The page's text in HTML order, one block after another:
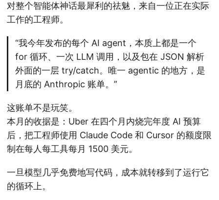
对整个智能体神话最犀利的祛魅，来自一位正在实际
工作的工程师。
“我今年发布的每个 AI agent，本质上都是一个
for 循环、一次 LLM 调用，以及包在 JSON 解析
外面的一层 try/catch。唯一 agentic 的地方，是
月底的 Anthropic 账单。”
这账单不是玩笑。
本月的收据是：Uber 在四个月内烧完年度 AI 预算
后，把工程师使用 Claude Code 和 Cursor 的额度限
制在每人每工具每月 1500 美元。
一旦模型几乎免费地写代码，成本就转移到了运行它
的循环上。